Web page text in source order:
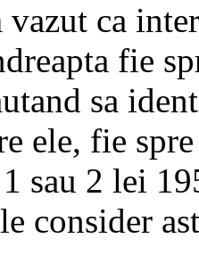
vazut ca
fie
sa
ele, fie
sau 2 lei
consider